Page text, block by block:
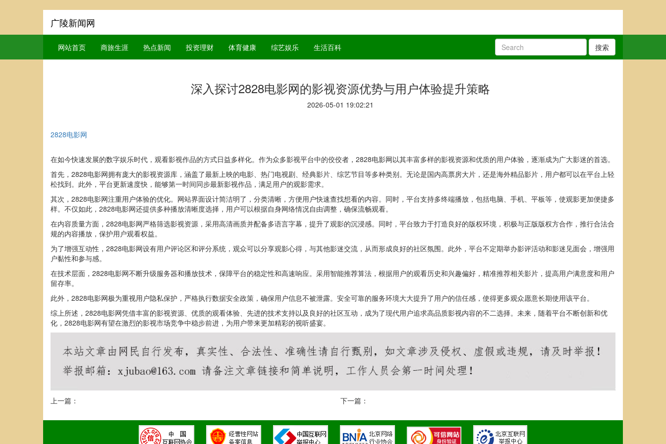
广陵新闻网
网站首页 商旅生涯 热点新闻 投资理财 体育健康 综艺娱乐 生活百科 搜索
深入探讨2828电影网的影视资源优势与用户体验提升策略
2026-05-01 19:02:21
2828电影网
在如今快速发展的数字娱乐时代，观看影视作品的方式日益多样化。作为众多影视平台中的佼佼者，2828电影网以其丰富多样的影视资源和优质的用户体验，逐渐成为广大影迷的首选。
首先，2828电影网拥有庞大的影视资源库，涵盖了最新上映的电影、热门电视剧、经典影片、综艺节目等多种类别。无论是国内高票房大片，还是海外精品影片，用户都可以在平台上轻
松找到。此外，平台更新速度快，能够第一时间同步最新影视作品，满足用户的观影需求。
其次，2828电影网注重用户体验的优化。网站界面设计简洁明了，分类清晰，方便用户快速查找想看的内容。同时，平台支持多终端播放，包括电脑、手机、平板等，使观影更加便捷多
样。不仅如此，2828电影网还提供多种播放清晰度选择，用户可以根据自身网络情况自由调整，确保流畅观看。
在内容质量方面，2828电影网严格筛选影视资源，采用高清画质并配备多语言字幕，提升了观影的沉浸感。同时，平台致力于打造良好的版权环境，积极与正版版权方合作，推行合法合
规的内容播放，保护用户观看权益。
为了增强互动性，2828电影网设有用户评论区和评分系统，观众可以分享观影心得，与其他影迷交流，从而形成良好的社区氛围。此外，平台不定期举办影评活动和影迷见面会，增强用
户黏性和参与感。
在技术层面，2828电影网不断升级服务器和播放技术，保障平台的稳定性和高速响应。采用智能推荐算法，根据用户的观看历史和兴趣偏好，精准推荐相关影片，提高用户满意度和用户
留存率。
此外，2828电影网极为重视用户隐私保护，严格执行数据安全政策，确保用户信息不被泄露。安全可靠的服务环境大大提升了用户的信任感，使得更多观众愿意长期使用该平台。
综上所述，2828电影网凭借丰富的影视资源、优质的观看体验、先进的技术支持以及良好的社区互动，成为了现代用户追求高品质影视内容的不二选择。未来，随着平台不断创新和优
化，2828电影网有望在激烈的影视市场竞争中稳步前进，为用户带来更加精彩的视听盛宴。
上一篇： 下一篇：